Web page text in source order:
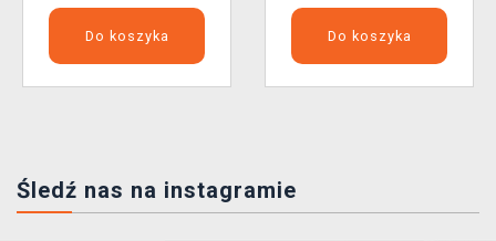
Do koszyka Do koszyka
Śledź nas na instagramie